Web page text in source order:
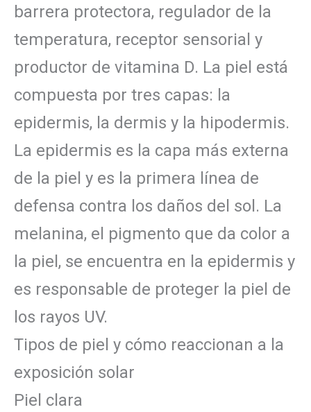
barrera protectora, regulador de la
temperatura, receptor sensorial y
productor de vitamina D. La piel está
compuesta por tres capas: la
epidermis, la dermis y la hipodermis.
La epidermis es la capa más externa
de la piel y es la primera línea de
defensa contra los daños del sol. La
melanina, el pigmento que da color a
la piel, se encuentra en la epidermis y
es responsable de proteger la piel de
los rayos UV.
Tipos de piel y cómo reaccionan a la
exposición solar
Piel clara